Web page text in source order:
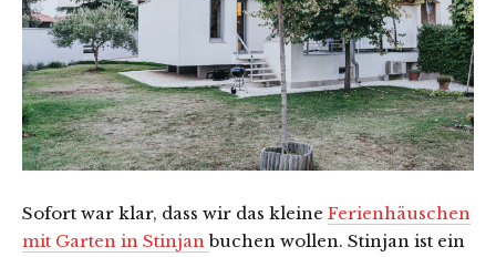
Sofort war klar, dass wir das kleine Ferienhäuschen
mit Garten in Stinjanbuchen wollen. Stinjan ist ein